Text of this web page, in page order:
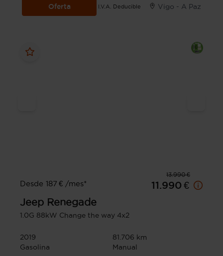
Oferta I.V.A. Deducible Vigo - A Paz
13.990 €
Desde 187 € /mes*
11.990 €
Jeep Renegade
1.0G 88kW Change the way 4x2
2019
81.706 km
Gasolina
Manual